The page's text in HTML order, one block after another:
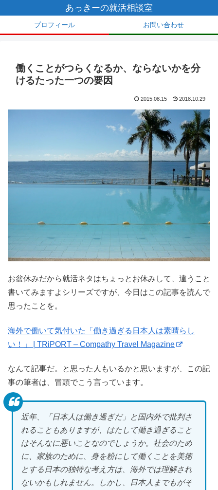
あっきーの就活相談室
プロフィール お問い合わせ
働くことがつらくなるか、ならないかを分
けるたった一つの要因
2015.08.15 2018.10.29
お盆休みだから就活ネタはちょっとお休みして、違うこと
書いてみますよシリーズですが、今日はこの記事を読んで
思ったことを。
海外で働いて気付いた「働き過ぎる日本人は素晴らし
い！」 | TRiPORT – Compathy Travel Magazine
なんて記事だ。と思った人もいるかと思いますが、この記
事の筆者は、冒頭でこう言っています。
近年、「日本人は働き過ぎだ」と国内外で批判さ
れることもありますが、はたして働き過ぎること
はそんなに悪いことなのでしょうか。社会のため
に、家族のために、身を粉にして働くことを美徳
とする日本の独特な考え方は、海外では理解され
ないかもしれません。しかし、日本人までもがそ